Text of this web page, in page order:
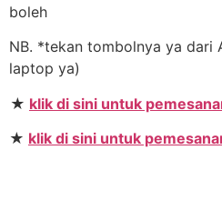
boleh
NB. *tekan tombolnya ya dari
laptop ya)
★ klik di sini untuk
★ klik di sini untuk